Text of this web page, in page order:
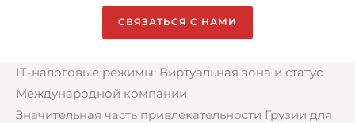
СВЯЗАТЬСЯ С НАМИ
IT-налоговые режимы: Виртуальная зона и статус
Международной компании
Значительная часть привлекательности Грузии для